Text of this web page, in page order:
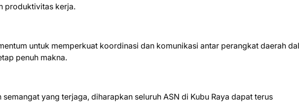
produktivitas kerja.
untuk memperkuat koordinasi dan komunikasi antar perangkat daerah
penuh makna.
yang terjaga, diharapkan seluruh ASN di Kubu Raya dapat terus